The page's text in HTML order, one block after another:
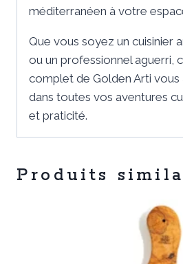
méditerranéen à votre
Que vous soyez un cuisinier
ou un professionnel aguerri,
complet de Golden Arti
dans toutes vos aventures
et praticité.
Produits